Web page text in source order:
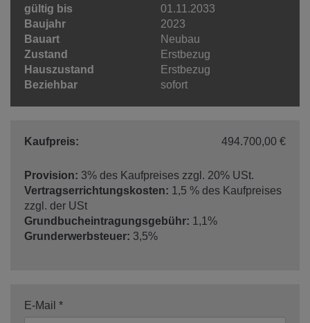
gültig bis
01.11.2033
Baujahr
2023
Bauart
Neubau
Zustand
Erstbezug
Hauszustand
Erstbezug
Beziehbar
sofort
Kaufpreis: 494.700,00 €
Provision: 3% des Kaufpreises zzgl. 20% USt.
Vertragserrichtungskosten: 1,5 % des Kaufpreises
zzgl. der USt
Grundbucheintragungsgebühr: 1,1%
Grunderwerbsteuer: 3,5%
E-Mail